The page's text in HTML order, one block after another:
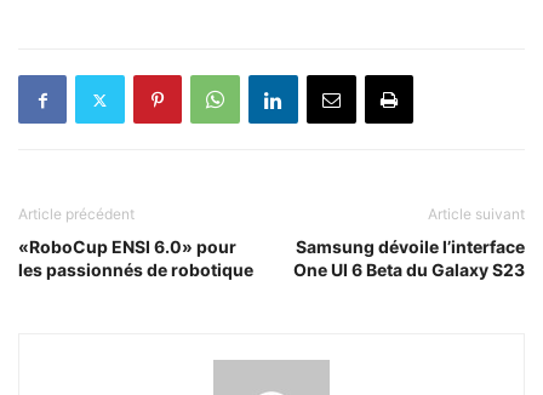
Article précédent
«RoboCup ENSI 6.0» pour
les passionnés de robotique
Article suivant
Samsung dévoile l’interface
One UI 6 Beta du Galaxy S23